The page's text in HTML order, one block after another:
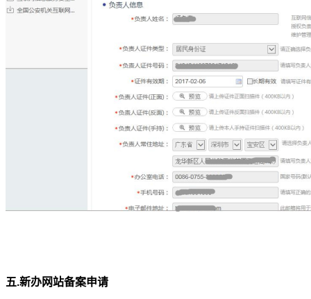
五.新办网站备案申请